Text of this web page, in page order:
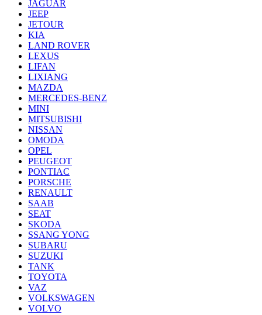
JAGUAR
JEEP
JETOUR
KIA
LAND ROVER
LEXUS
LIFAN
LIXIANG
MAZDA
MERCEDES-BENZ
MINI
MITSUBISHI
NISSAN
OMODA
OPEL
PEUGEOT
PONTIAC
PORSCHE
RENAULT
SAAB
SEAT
SKODA
SSANG YONG
SUBARU
SUZUKI
TANK
TOYOTA
VAZ
VOLKSWAGEN
VOLVO